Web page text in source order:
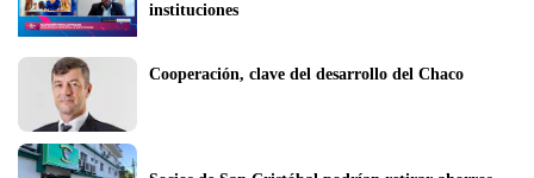
instituciones
Cooperación, clave del desarrollo del Chaco